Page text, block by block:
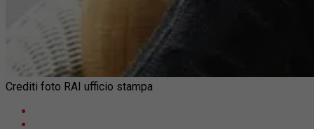
Crediti foto RAI ufficio stampa